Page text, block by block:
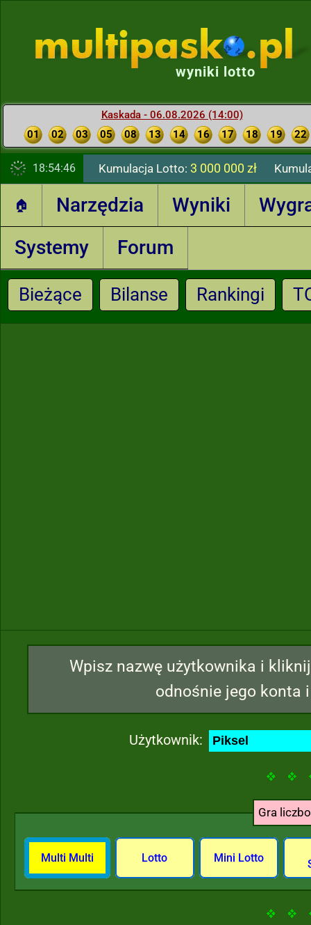
wyniki lotto
Kaskada - 06.08.2026 (14:00)
01
02 03 05 08 13 14 16 17 18 19 22
18:54:47 Kumulacja Lotto: 3 000 000 zł
🏠 Narzędzia Wyniki
Systemy
Forum
Bieżące Bilanse Rankingi
Wpisz nazwę użytkownika i
odnośnie jego konta
Użytkownik:
Gra
Multi Multi Lotto Mini Lotto